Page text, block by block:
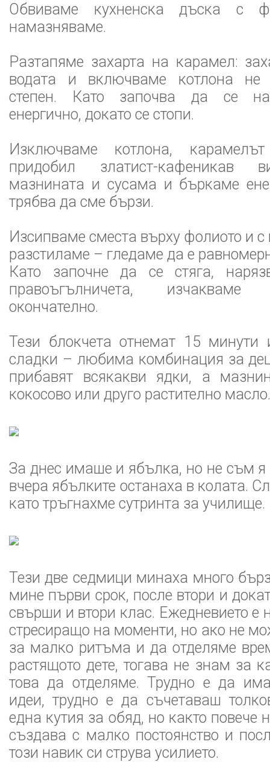
Обвиваме кухненска дъска с
намазняваме.
Разтапяме захарта на карамел:
водата и включваме котлона не
степен. Като започва да се
енергично, докато се стопи.
Изключваме котлона,
придобил златист-кафеникав
мазнината и сусама и бъркаме
трябва да сме бързи.
Изсипваме сместа върху фолиото и
разстиламе – гледаме да е
Като започне да се стяга,
правоъгълничета,
окончателно.
Тези блокчета отнемат 15 минути
сладки – любима комбинация за
прибавят всякакви ядки, а
кокосово или друго растително масло.
За днес имаше и ябълка, но не съм
вчера ябълките останаха в колата.
като тръгнахме сутринта за училище.
Тези две седмици минаха много
мине първи срок, после втори и
свърши и втори клас. Ежедневието е
стресиращо на моменти, но ако не
за малко ритъма и да отделяме
растящото дете, тогава не знам за
това да отделяме. Трудно е да
идеи, трудно е да съчетаваш
една кутия за обяд, но както повече
създава с малко постоянство и
този навик си струва усилието.